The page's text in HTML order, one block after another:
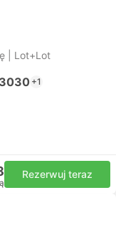
| Lot+Lot
+1
Rezerwuj teraz